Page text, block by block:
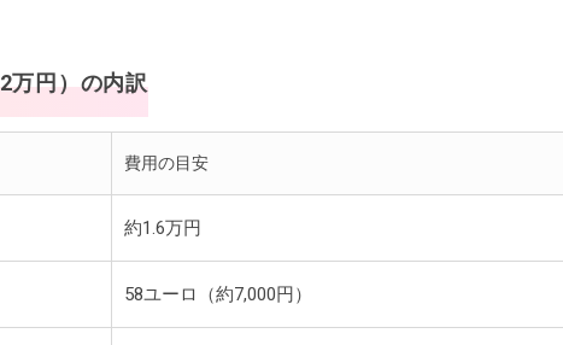
万円）の内訳
費用の目安
約1.6万円
58ユーロ（約7,000円）